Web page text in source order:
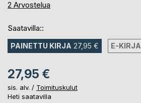
80%
2 Arvostelua
Saatavilla::
PAINETTU KIRJA 27,95 € E-KIRJA
27,95 €
sis. alv. / Toimituskulut
Heti saatavilla